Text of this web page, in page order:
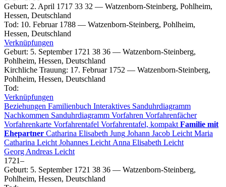
Geburt: 2. April 1717 33 32 — Watzenborn-Steinberg, Pohlheim,
Hessen, Deutschland
Tod: 10. Februar 1788 — Watzenborn-Steinberg, Pohlheim,
Hessen, Deutschland
Verknüpfungen
Geburt: 5. September 1721 38 36 — Watzenborn-Steinberg,
Pohlheim, Hessen, Deutschland
Kirchliche Trauung: 17. Februar 1752 — Watzenborn-Steinberg,
Pohlheim, Hessen, Deutschland
Tod:
Verknüpfungen
Beziehungen Familienbuch Interaktives Sanduhrdiagramm
Nachkommen Sanduhrdiagramm Vorfahren Vorfahrenfächer
Vorfahrenkarte Vorfahrentafel Vorfahrentafel, kompakt Familie mit
Ehepartner Catharina Elisabeth Jung Johann Jacob Leicht Maria
Catharina Leicht Johannes Leicht Anna Elisabeth Leicht
Georg Andreas Leicht
1721–
Geburt: 5. September 1721 38 36 — Watzenborn-Steinberg,
Pohlheim, Hessen, Deutschland